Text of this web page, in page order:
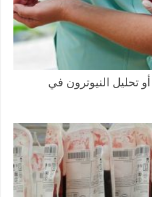
تحليل النيوترون في